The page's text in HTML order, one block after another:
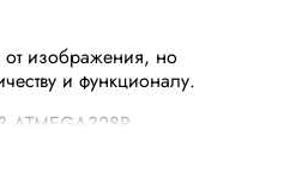
от изображения, но
и функционалу.
ATMEGA328P
упаковочный.